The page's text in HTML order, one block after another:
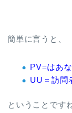
簡単に言うと、
PV=はあ
UU＝訪問
ということです